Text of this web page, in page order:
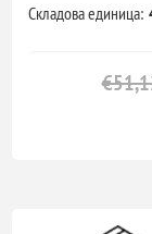
Складова единица: